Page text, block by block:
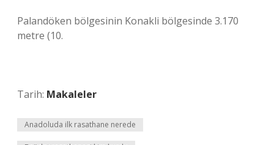
Palandöken bölgesinin Konakli bölgesinde 3.170
metre (10.
Tarih: Makaleler
Anadoluda ilk rasathane nerede